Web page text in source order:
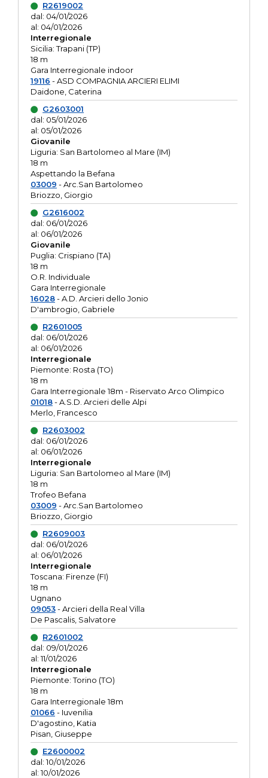
R2619002
dal: 04/01/2026
al: 04/01/2026
Interregionale
Sicilia: Trapani (TP)
18 m
Gara Interregionale indoor
19116 - ASD COMPAGNIA ARCIERI ELIMI
Daidone, Caterina
G2603001
dal: 05/01/2026
al: 05/01/2026
Giovanile
Liguria: San Bartolomeo al Mare (IM)
18 m
Aspettando la Befana
03009 - Arc.San Bartolomeo
Briozzo, Giorgio
G2616002
dal: 06/01/2026
al: 06/01/2026
Giovanile
Puglia: Crispiano (TA)
18 m
O.R. Individuale
Gara Interregionale
16028- A.D. Arcieri dello Jonio
D'ambrogio, Gabriele
R2601005
dal: 06/01/2026
al: 06/01/2026
Interregionale
Piemonte: Rosta (TO)
18 m
Gara Interregionale 18m - Riservato Arco Olimpico
01018- A.S.D. Arcieri delle Alpi
Merlo, Francesco
R2603002
dal: 06/01/2026
al: 06/01/2026
Interregionale
Liguria: San Bartolomeo al Mare (IM)
18 m
Trofeo Befana
03009 - Arc.San Bartolomeo
Briozzo, Giorgio
R2609003
dal: 06/01/2026
al: 06/01/2026
Interregionale
Toscana: Firenze (FI)
18 m
Ugnano
09053- Arcieri della Real Villa
De Pascalis, Salvatore
R2601002
dal: 09/01/2026
al: 11/01/2026
Interregionale
Piemonte: Torino (TO)
18 m
Gara Interregionale 18m
01066 - Iuvenilia
D'agostino, Katia
Pisan, Giuseppe
E2600002
dal: 10/01/2026
al: 10/01/2026